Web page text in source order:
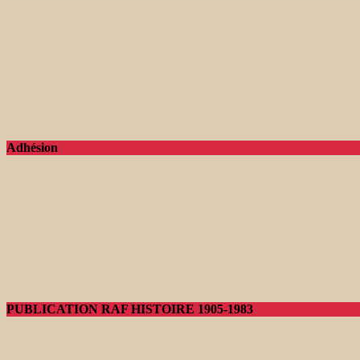
Adhésion
PUBLICATION RAF HISTOIRE 1905-1983